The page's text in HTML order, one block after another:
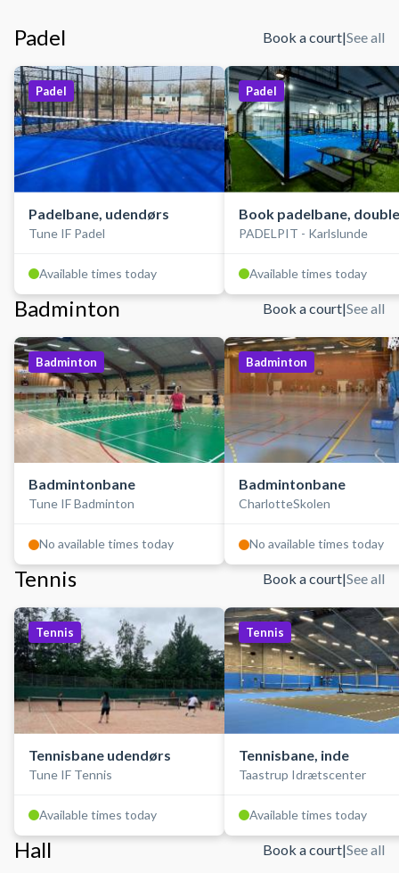
Padel Book a court|See all
Padel
Padelbane, udendørs
Tune IF Padel
Available times today
Padel
Book padelbane,
indendørs
PADELPIT - Karlslunde
Available times today
Badminton Book a court|See all
Badminton
Badmintonbane
Tune IF Badminton
No available times today
Badminton
Badmintonbane
CharlotteSkolen
No available times today
Tennis Book a court|See all
Tennis
Tennisbane udendørs
Tune IF Tennis
Available times today
Tennis
Tennisbane, inde
Taastrup Idrætscenter
Available times today
Hall Book a court|See all